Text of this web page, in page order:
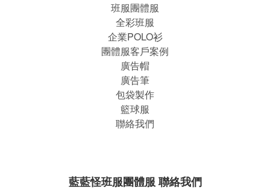
班服團體服
全彩班服
企業POLO衫
團體服客戶案例
廣告帽
廣告筆
包袋製作
籃球服
聯絡我們
藍藍怪班服團體服 聯絡我們